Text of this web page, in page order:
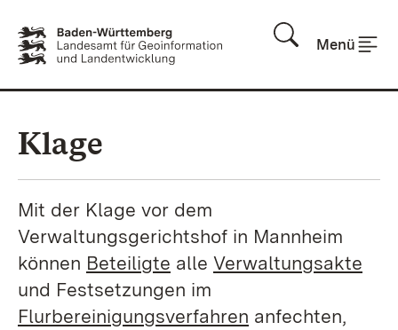
Menü
Klage
Mit der Klage vor dem
Verwaltungsgerichtshof in Mannheim
können Beteiligte alle Verwaltungsakte
und Festsetzungen im
Flurbereinigungsverfahren anfechten,